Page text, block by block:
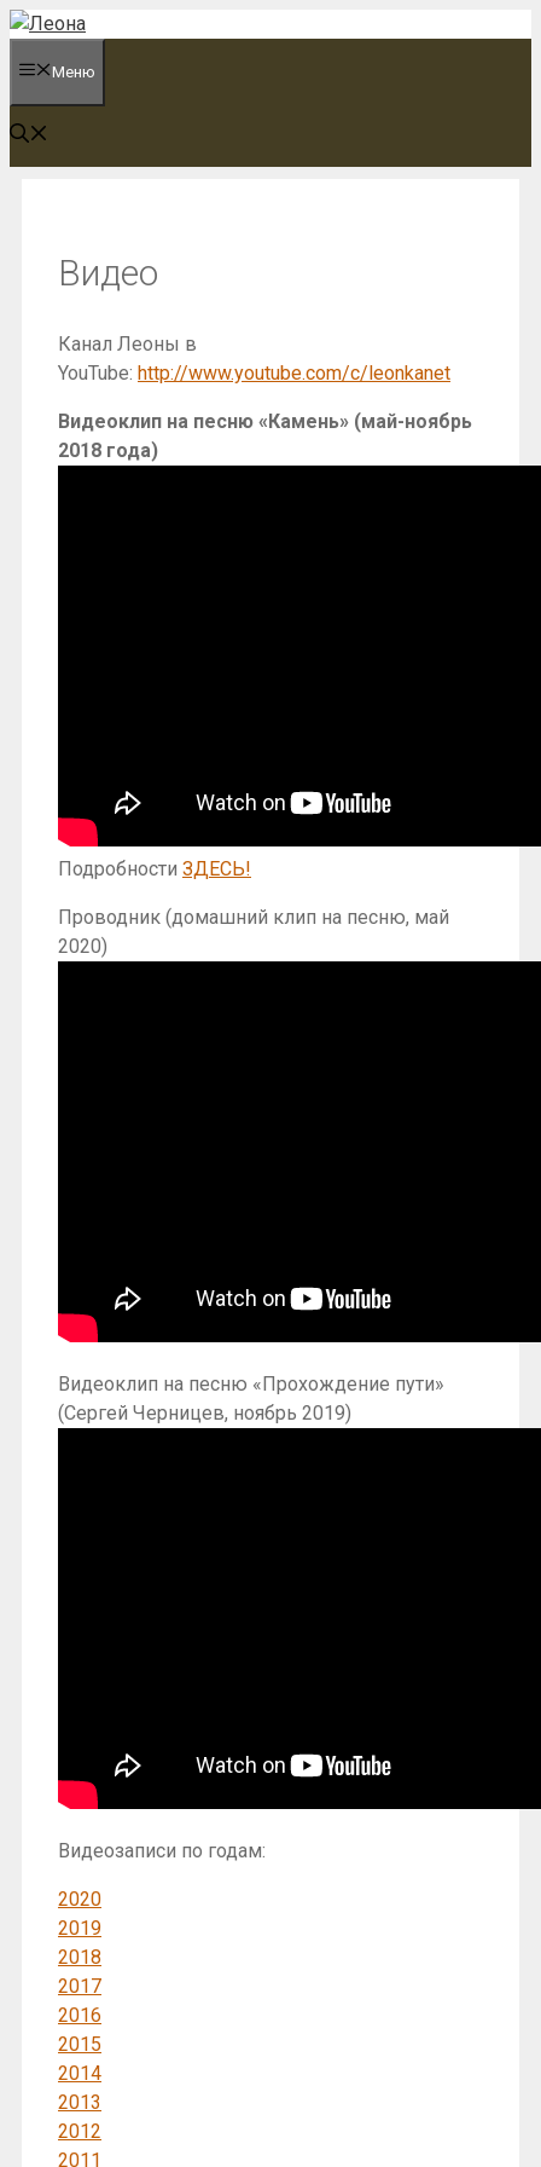
Перейти
содержимому
Меню
Видео
Канал Леоны в
YouTube: http://www.youtube.com/c/leonkanet
Видеоклип на песню «Камень» (май-ноябрь
2018 года)
Подробности ЗДЕСЬ!
Проводник (домашний клип на песню, май
2020)
Видеоклип на песню «Прохождение пути»
(Сергей Черницев, ноябрь 2019)
Видеозаписи по годам:
2020
2019
2018
2017
2016
2015
2014
2013
2012
2011